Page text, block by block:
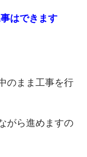
はできます
のまま工事を行
がら進めますの